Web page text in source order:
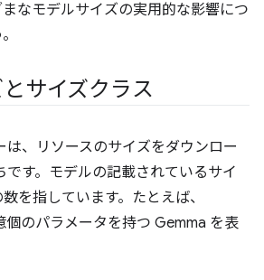
なモデルサイズの実用的な影響につ
サイズクラス
は、リソースのサイズをダウンロー
です。モデルの記載されているサイ
を指しています。たとえば、
個のパラメータを持つ Gemma を表